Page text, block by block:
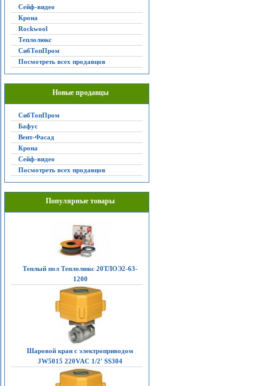
Сейф-видео
Крона
Rockwool
Теплолюкс
СибТопПром
Посмотреть всех продавцов
Новые продавцы
СибТопПром
Бафус
Вент-Фасад
Крона
Сейф-видео
Посмотреть всех продавцов
Популярные товары
Теплый пол Теплолюкс 20ТЛОЭ2-63-
1200
Шаровой кран с электроприводом
JW5015 220VAC 1/2' SS304